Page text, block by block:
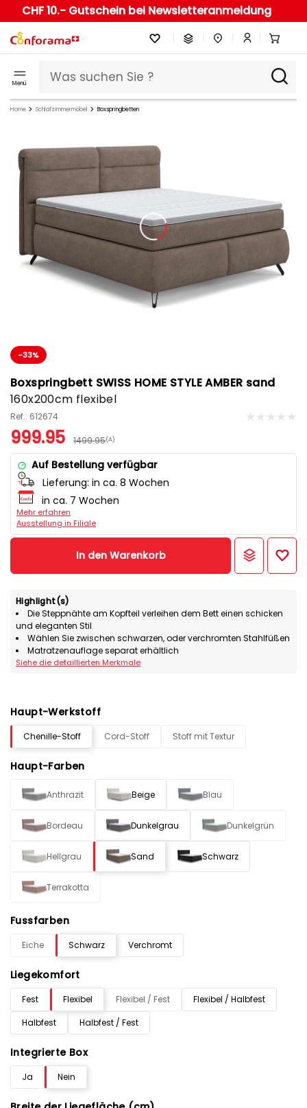
CHF 10.- Gutschein bei Newsletteranmeldung
Menü
Home Schlafzimmermöbel Boxspringbetten
-33%
Boxspringbett SWISS HOME STYLE AMBER sand
160x200cm flexibel
Ref.: 612674
999.95 1499.95(A)
Auf Bestellung verfügbar
Lieferung: in ca. 8 Wochen
in ca. 7 Wochen
Mehr erfahren
Ausstellung in Filiale
In den Warenkorb
Highlight(s)
Die Steppnähte am Kopfteil verleihen dem Bett einen schicken
und eleganten Stil
Wählen Sie zwischen schwarzen, oder verchromten Stahlfüßen
Matratzenauflage separat erhältlich
Siehe die detaillierten Merkmale
Haupt-Werkstoff
Chenille-Stoff Cord-Stoff Stoff mit Textur
Haupt-Farben
Anthrazit Beige Blau
Bordeau Dunkelgrau Dunkelgrün
Hellgrau Sand Schwarz
Terrakotta
Fussfarben
Eiche Schwarz Verchromt
Liegekomfort
Fest Flexibel Flexibel / Fest
Flexibel / Halbfest
Halbfest
Halbfest / Fest
Integrierte Box
Ja Nein